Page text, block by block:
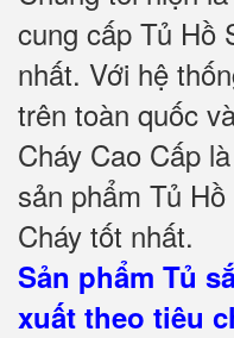
cung cấp Tủ Hồ
nhất. Với hệ
trên toàn quốc
Cháy Cao Cấp
sản phẩm Tủ
Cháy tốt nhất.
Sản phẩm Tủ
xuất theo tiêu